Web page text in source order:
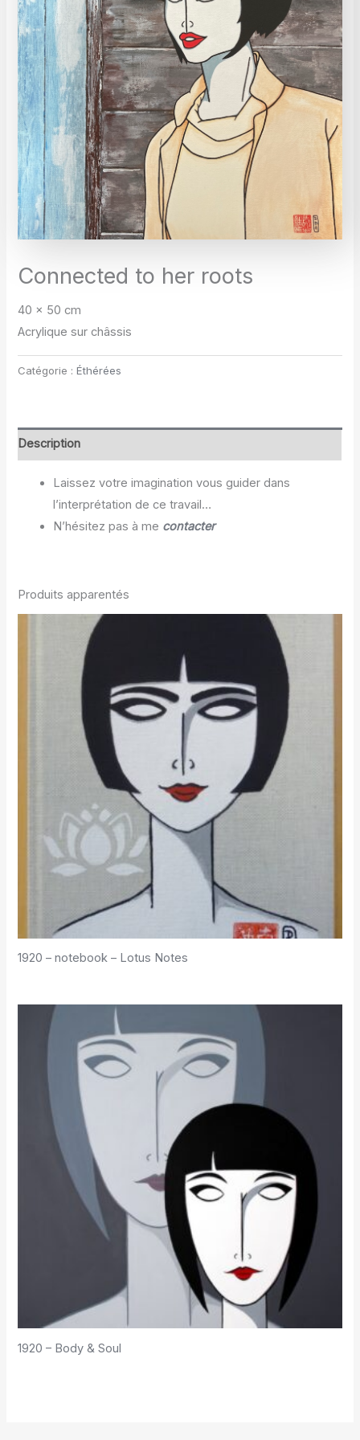
Connected to her roots
40 x 50 cm
Acrylique sur châssis
Catégorie :Éthérées
Description
Laissez votre imagination vous guider dans
l’interprétation de ce travail…
N’hésitez pas à me contacter
Produits apparentés
1920 – notebook – Lotus Notes
1920 – Body & Soul